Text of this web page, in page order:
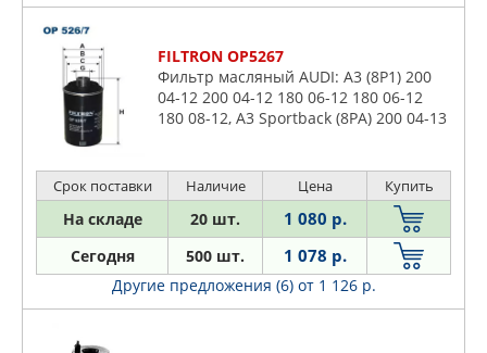
FILTRON OP5267
Фильтр масляный AUDI: A3 (8P1) 200
04-12 200 04-12 180 06-12 180 06-12
180 08-12, A3 Sportback (8PA) 200 04-13
Срок поставки Наличие Цена Купить
На складе 20 шт. 1 080 р.
Сегодня 500 шт. 1 078 р.
Другие предложения (6) от 1 126 р.